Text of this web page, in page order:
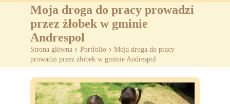
Home
O nas
Projekty
Żłobki
SZKOLENIA
Moja droga do pracy prowadzi
przez żłobek w gminie
Andrespol
Strona główna > Portfolio > Moja droga do pracy
prowadzi przez żłobek w gminie Andrespol